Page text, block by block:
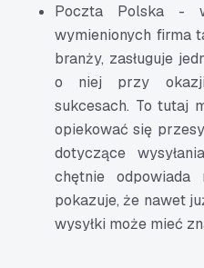
Poczta Polska -
wymienionych firma
branży, zasługuje
o niej przy
sukcesach. To tutaj
opiekować się
dotyczące
chętnie
pokazuje, że nawet
wysyłki może mieć